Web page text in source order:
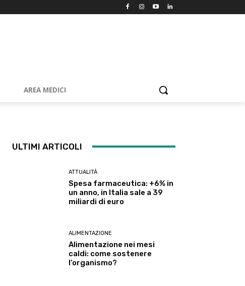
AREA MEDICI
ULTIMI ARTICOLI
ATTUALITÀ
Spesa farmaceutica: +6% in
un anno, in Italia sale a 39
miliardi di euro
ALIMENTAZIONE
Alimentazione nei mesi
caldi: come sostenere
l’organismo?